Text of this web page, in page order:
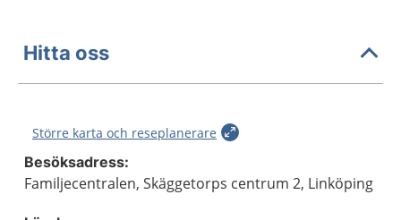
Hitta oss
Större karta och reseplanerare
Besöksadress:
Familjecentralen, Skäggetorps centrum 2, Linköping